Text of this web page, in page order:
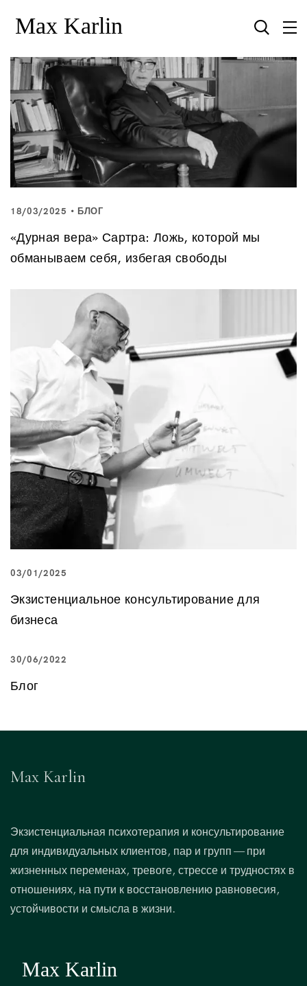
18/03/2025 БЛОГ
«Дурная вера» Сартра: Ложь, которой мы
обманываем себя, избегая свободы
03/01/2025
Экзистенциальное консультирование для
бизнеса
30/06/2022
Блог
Max Karlin
Экзистенциальная психотерапия и консультирование
для индивидуальных клиентов, пар и групп — при
жизненных переменах, тревоге, стрессе и трудностях в
отношениях, на пути к восстановлению равновесия,
устойчивости и смысла в жизни.